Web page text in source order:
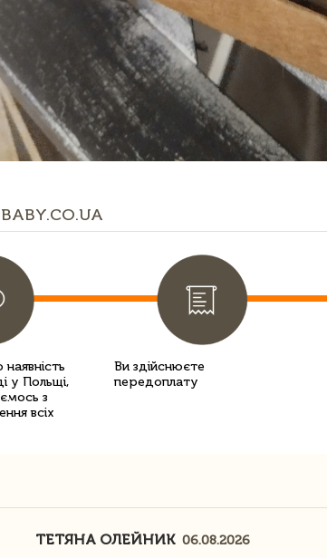
у Польщі,
з
всіх
Ви здійснюєте
передоплату
ТЕТЯНА ОЛЕЙНИК 06.08.2026